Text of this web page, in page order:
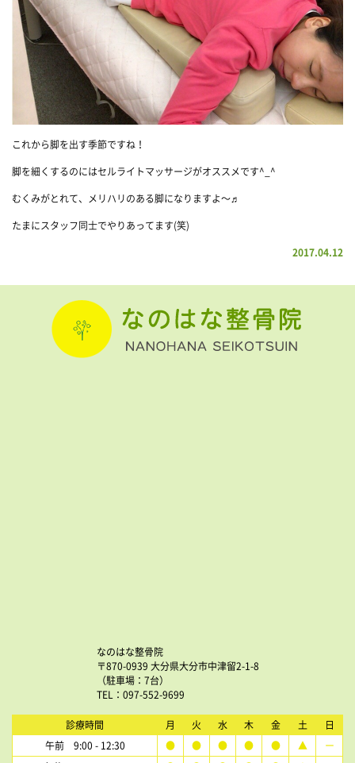
これから脚を出す季節ですね！
脚を細くするのにはセルライトマッサージがオススメです^_^
むくみがとれて、メリハリのある脚になりますよ〜♬
たまにスタッフ同士でやりあってます(笑)
2017.04.12
なのはな整骨院
〒870-0939 大分県大分市中津留2-1-8
（駐車場：7台）
TEL：097-552-9699
診療時間 月 火 水 木 金 土
日
午前 9:00 - 12:30
● ● ● ● ● ▲
ー